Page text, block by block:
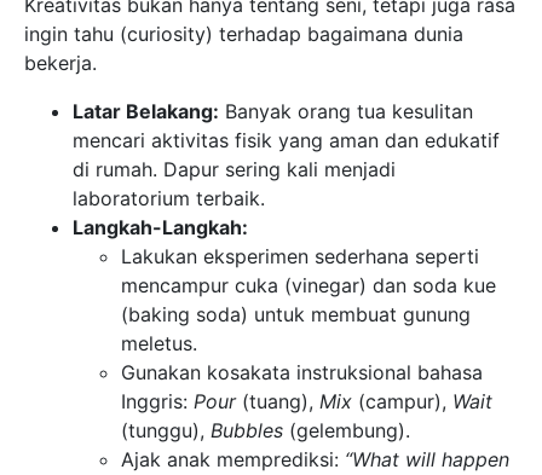
Kreativitas bukan hanya tentang seni, tetapi juga rasa
ingin tahu (curiosity) terhadap bagaimana dunia
bekerja.
Latar Belakang: Banyak orang tua kesulitan
mencari aktivitas fisik yang aman dan edukatif
di rumah. Dapur sering kali menjadi
laboratorium terbaik.
Langkah-Langkah:
Lakukan eksperimen sederhana seperti
mencampur cuka (vinegar) dan soda kue
(baking soda) untuk membuat gunung
meletus.
Gunakan kosakata instruksional bahasa
Inggris: Pour(tuang), Mix (campur), Wait
(tunggu), Bubbles (gelembung).
Ajak anak memprediksi: “What will happen